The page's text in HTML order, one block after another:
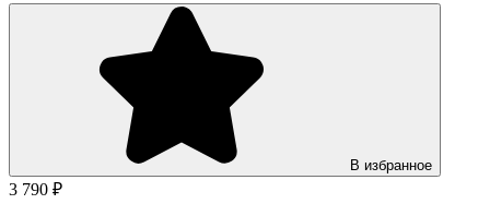
В избранное
3 790 ₽